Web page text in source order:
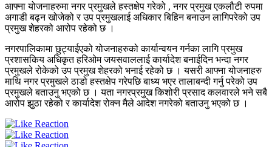
आफ्ना योजनाहरुमा नगर प्रमुखले हस्तक्षेप गरेको , नगर प्रमुख एकलौटी रुपमा
अगाडी बढ्न खोजेको र उप प्रमुखलाई अधिकार बिहिन बनाउन लागिपरेको उप
प्रमुख शेहरको आरोप रहेको छ ।
नगरपालिकामा छुट्याईएको योजनाहरुको कार्यान्वयन गर्नका लागि प्रमुख
प्रशासकिय अधिकृत हरिओम जयसवाललाई कार्यादेश बनाईदिन भन्दा नगर
प्रमुखले रोकेको उप प्रमुख शेहरको भनाई रहेको छ । यसरी आफ्ना योजनाहरु
माथि नगर प्रमुखले ठाडो हस्तक्षेप गरेपछि बाध्य भएर तालाबन्दी गर्नु परेको उप
प्रमुखले बताउनु भएको छ । यता नगरप्रमुख किशोरी प्रसाद कलवारले भने सबै
आरोप झुठा रहेको र कार्यादेश रोक्न मैले आदेश नगरेको बताउनु भएको छ ।